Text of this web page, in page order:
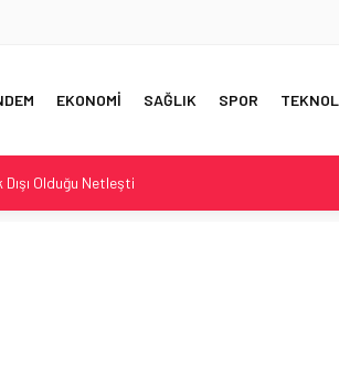
EKONOMİ SAĞLIK SPOR
Olduğu Netleşti